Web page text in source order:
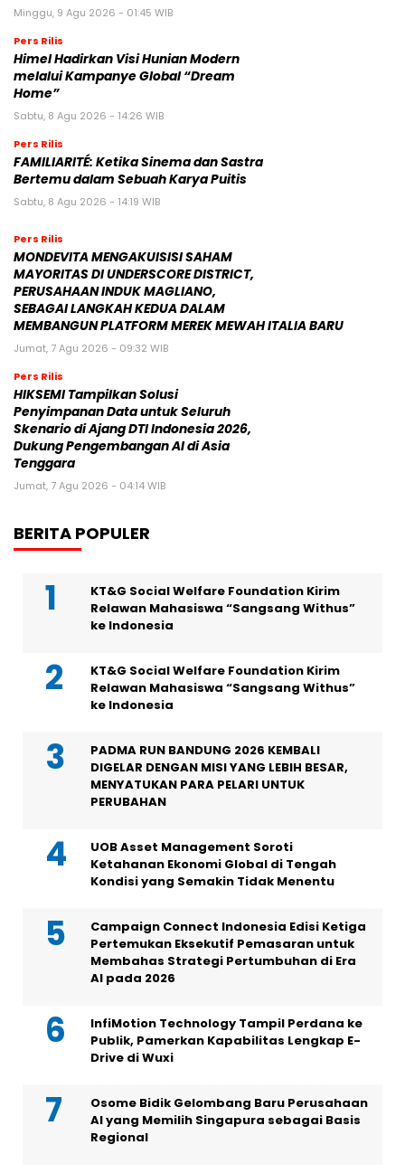
Minggu, 9 Agu 2026 - 01:45 WIB
Pers Rilis
Himel Hadirkan Visi Hunian Modern
melalui Kampanye Global “Dream
Home”
Sabtu, 8 Agu 2026 - 14:26 WIB
Pers Rilis
FAMILIARITÉ: Ketika Sinema dan Sastra
Bertemu dalam Sebuah Karya Puitis
Sabtu, 8 Agu 2026 - 14:19 WIB
Pers Rilis
MONDEVITA MENGAKUISISI SAHAM
MAYORITAS DI UNDERSCORE DISTRICT,
PERUSAHAAN INDUK MAGLIANO,
SEBAGAI LANGKAH KEDUA DALAM
MEMBANGUN PLATFORM MEREK MEWAH ITALIA BARU
Jumat, 7 Agu 2026 - 09:32 WIB
Pers Rilis
HIKSEMI Tampilkan Solusi
Penyimpanan Data untuk Seluruh
Skenario di Ajang DTI Indonesia 2026,
Dukung Pengembangan AI di Asia
Tenggara
Jumat, 7 Agu 2026 - 04:14 WIB
BERITA POPULER
KT&G Social Welfare Foundation Kirim
Relawan Mahasiswa “Sangsang Withus”
ke Indonesia
KT&G Social Welfare Foundation Kirim
Relawan Mahasiswa “Sangsang Withus”
ke Indonesia
PADMA RUN BANDUNG 2026 KEMBALI
DIGELAR DENGAN MISI YANG LEBIH BESAR,
MENYATUKAN PARA PELARI UNTUK
PERUBAHAN
UOB Asset Management Soroti
Ketahanan Ekonomi Global di Tengah
Kondisi yang Semakin Tidak Menentu
Campaign Connect Indonesia Edisi Ketiga
Pertemukan Eksekutif Pemasaran untuk
Membahas Strategi Pertumbuhan di Era
AI pada 2026
InfiMotion Technology Tampil Perdana ke
Publik, Pamerkan Kapabilitas Lengkap E-
Drive di Wuxi
Osome Bidik Gelombang Baru Perusahaan
AI yang Memilih Singapura sebagai Basis
Regional